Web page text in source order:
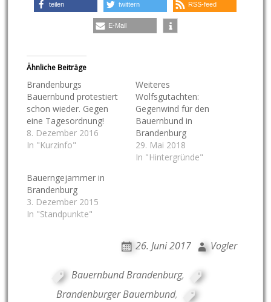
teilen twittern RSS-feed
E-Mail
Ähnliche Beiträge
Brandenburgs
Bauernbund protestiert
schon wieder. Gegen
eine Tagesordnung!
8. Dezember 2016
In "Kurzinfo"
Weiteres
Wolfsgutachten:
Gegenwind für den
Bauernbund in
Brandenburg
29. Mai 2018
In "Hintergründe"
Bauerngejammer in
Brandenburg
3. Dezember 2015
In "Standpunkte"
26. Juni 2017 Vogler
Bauernbund Brandenburg,
Brandenburger Bauernbund,